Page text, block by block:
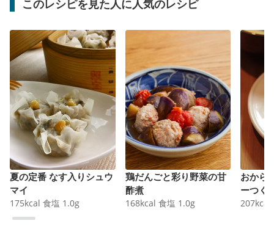
このレシピを見た人に人気のレシピ
夏の定番 なす入りシュウ
マイ
175kcal 食塩 1.0g
鶏だんごと彩り野菜の甘
酢煮
168kcal 食塩 1.0g
おから
ーつく
207kcal